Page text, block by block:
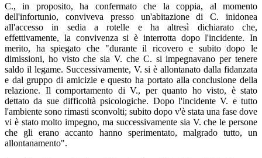
C., in proposito, ha confermato che la coppia, al momento
dell'infortunio, conviveva presso un'abitazione di C. inidonea
all'accesso in sedia a rotelle e ha altresì dichiarato che,
effettivamente, la convivenza si è interrotta dopo l'incidente. In
merito, ha spiegato che "durante il ricovero e subito dopo le
dimissioni, ho visto che sia V. che C. si impegnavano per tenere
saldo il legame. Successivamente, V. si è allontanato dalla fidanzata
e dal gruppo di amicizie e questo ha portato alla conclusione della
relazione. Il comportamento di V., per quanto ho visto, è stato
dettato da sue difficoltà psicologiche. Dopo l'incidente V. e tutto
l'ambiente sono rimasti sconvolti; subito dopo v'è stata una fase dove
vi è stato molto impegno, ma successivamente sia V. che le persone
che gli erano accanto hanno sperimentato, malgrado tutto, un
allontanamento".